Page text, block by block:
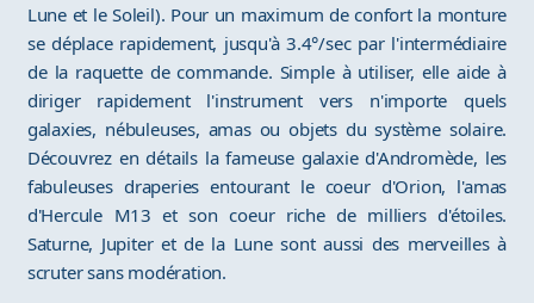
Lune et le Soleil). Pour un maximum de confort la monture
se déplace rapidement, jusqu'à 3.4°/sec par l'intermédiaire
de la raquette de commande. Simple à utiliser, elle aide à
diriger rapidement l'instrument vers n'importe quels
galaxies, nébuleuses, amas ou objets du système solaire.
Découvrez en détails la fameuse galaxie d'Andromède, les
fabuleuses draperies entourant le coeur d'Orion, l'amas
d'Hercule M13 et son coeur riche de milliers d'étoiles.
Saturne, Jupiter et de la Lune sont aussi des merveilles à
scruter sans modération.